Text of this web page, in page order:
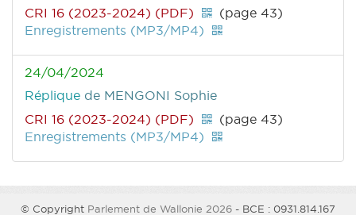
CRI 16 (2023-2024) (PDF)
(page 43)
Enregistrements (MP3/MP4)
24/04/2024
Réplique de MENGONI Sophie
CRI 16 (2023-2024) (PDF)
(page 43)
Enregistrements (MP3/MP4)
© Copyright Parlement de Wallonie 2026 - BCE : 0931.814.167